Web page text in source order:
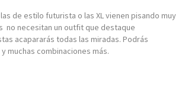
de estilo futurista o las XL vienen pisando muy
no necesitan un outfit que destaque
acapararás todas las miradas. Podrás
muchas combinaciones más.